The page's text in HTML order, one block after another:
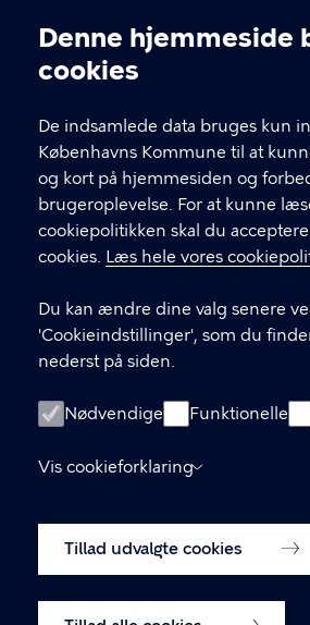
Denne hjemmeside
cookies
De indsamlede data bruges kun
Københavns Kommune til at
og kort på hjemmesiden og
brugeroplevelse. For at kunne
cookiepolitikken skal du
cookies. Læs hele vores
Du kan ændre dine valg senere
'Cookieindstillinger', som du
nederst på siden.
Nødvendige Funktionelle
Vis cookieforklaring
Tillad udvalgte cookies
Kontakt Københavns
T
fFind andre kontakter her
CVR-nummer64942212
GENVEJE
Digital Post
Databeskyttelse
Tilgængelighedserklæring
Om hjemmesiden
Cookiepolitik